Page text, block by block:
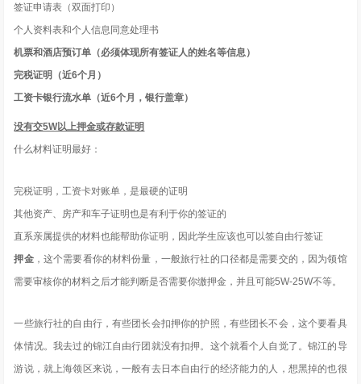
签证申请表（双面打印）
个人资料表和个人信息同意处理书
机票和酒店预订单（必须体现所有签证人的姓名等信息）
完税证明（近6个月）
工资卡银行流水单（近6个月，银行盖章）
没有交5W以上押金或存款证明
什么材料证明最好：
完税证明，工资卡对账单，是最硬的证明
其他资产、房产和车子证明也是有利于你的签证的
直系亲属提供的材料也能帮助你证明，因此学生应该也可以签自由行签证
押金，这个需要看你的材料份量，一般旅行社的口径都是需要交的，因为领馆
需要审核你的材料之后才能判断是否需要你缴押金，并且可能5W-25W不等。
一些旅行社的自由行，有些团长会扣押你的护照，有些团长不会，这个要看具
体情况。我去过的锦江自由行团就没有扣押。这个就看个人自觉了。锦江的导
游说，就上海领区来说，一般有去日本自由行的经济能力的人，想黑掉的也很